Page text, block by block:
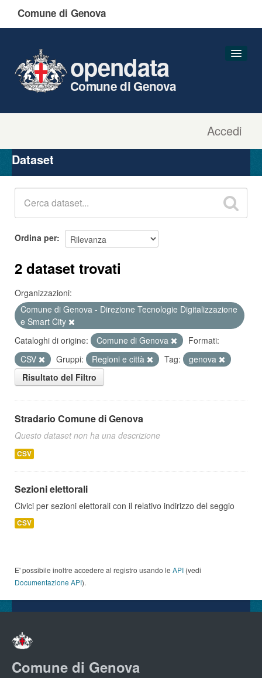
Comune di Genova
Accedi
opendata
Comune di Genova
Organizzazioni
Gruppi
Dataset
Ordina per
2 dataset trovati
Organizzazioni:
Comune di Genova - Direzione Tecnologie Digitalizzazione
e Smart City
Cataloghi di origine:
Comune di Genova
Formati:
CSV
Gruppi: Regioni e città Tag:
genova
Risultato del Filtro
Stradario Comune di Genova
Questo dataset non ha una descrizione
CSV
Sezioni elettorali
Civici per sezioni elettorali con il relativo indirizzo del seggio
CSV
E' possibile inoltre accedere al registro usando le API (vedi
Documentazione API).
Comune di Genova